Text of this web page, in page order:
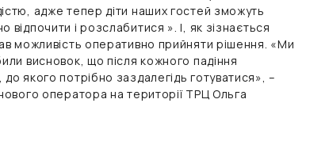
адже тепер діти наших гостей зможуть
і розслабитися ». І, як зізнається
можливість оперативно прийняти рішення. «Ми
висновок, що після кожного падіння
якого потрібно заздалегідь готуватися», –
оператора на території ТРЦ Ольга